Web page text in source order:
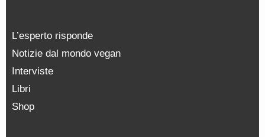
L’esperto risponde
Notizie dal mondo vegan
Interviste
Libri
Shop